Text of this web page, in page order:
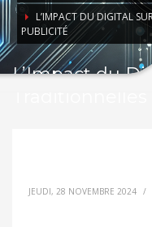
L’IMPACT DU DIGITAL
PUBLICITÉ
L’Impact du
JEUDI, 28 NOVEMBRE 2024 /